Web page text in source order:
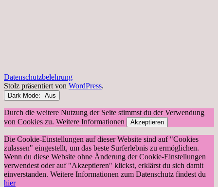
Datenschutzbelehrung
Stolz präsentiert von WordPress.
Dark Mode:
Durch die weitere Nutzung der Seite stimmst du der Verwendung
von Cookies zu. Weitere Informationen Akzeptieren
Die Cookie-Einstellungen auf dieser Website sind auf "Cookies
zulassen" eingestellt, um das beste Surferlebnis zu ermöglichen.
Wenn du diese Website ohne Änderung der Cookie-Einstellungen
verwendest oder auf "Akzeptieren" klickst, erklärst du sich damit
einverstanden. Weitere Informationen zum Datenschutz findest du
hier